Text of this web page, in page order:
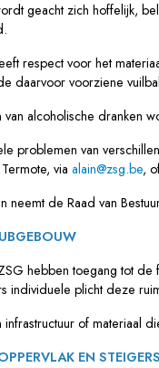
geacht zich hoffelijk,
respect voor het
daarvoor voorziene
van alcoholische dranken
problemen van
via alain@zsg.be,
neemt de Raad van
hebben toegang tot
individuele plicht deze
infrastructuur of materiaal
EN STEIGERS